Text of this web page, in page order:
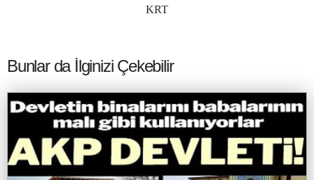
KRT
Bunlar da İlginizi Çekebilir